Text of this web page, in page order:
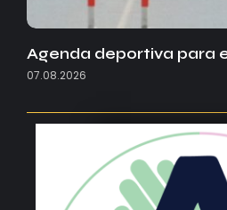
Agenda deportiva para
07.08.2026